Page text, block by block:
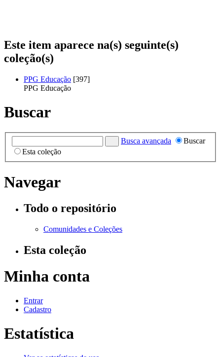
Este item aparece na(s) seguinte(s)
coleção(s)
PPG Educação [397]
PPG Educação
Buscar
Busca avançada
Buscar
Esta coleção
Navegar
Todo o repositório
Comunidades e Coleções
Esta coleção
Minha conta
Entrar
Cadastro
Estatística